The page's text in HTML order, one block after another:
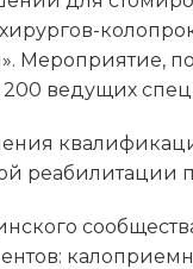
хирургов-
Мероприятие,
ведущих
реабилитации